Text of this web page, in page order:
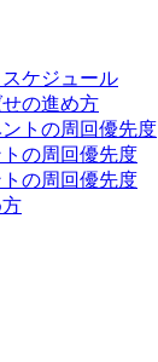
ケジュール
の進め方
トの周回優先度
の周回優先度
の周回優先度